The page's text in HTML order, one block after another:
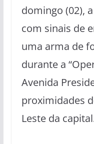
domingo (02),
com sinais de
uma arma de
durante a
Avenida
proximidades
Leste da